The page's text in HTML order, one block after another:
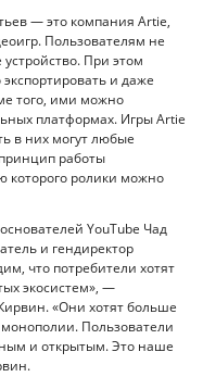
— это компания Artie,
Пользователям не
При этом
и даже
того, ими можно
платформах. Игры Artie
в них могут любые
работы
которого ролики можно
YouTube Чад
и гендиректор
что потребители хотят
экосистем», —
«Они хотят больше
Пользователи
и открытым. Это наше